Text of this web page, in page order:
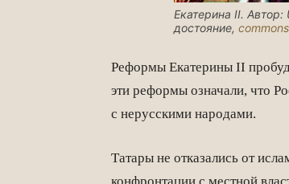
Екатерина II. Автор:
достояние,
Реформы Екатерины II
эти реформы означали, что
с нерусскими народами.
Татары не отказались от